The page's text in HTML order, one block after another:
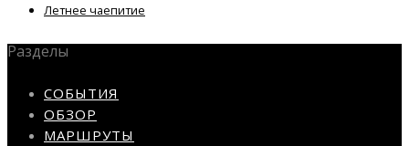
Летнее чаепитие
Разделы
СОБЫТИЯ
ОБЗОР
МАРШРУТЫ